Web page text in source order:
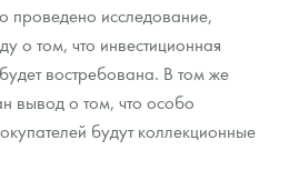
проведено исследование,
о том, что инвестиционная
востребована. В том же
вывод о том, что особо
будут коллекционные